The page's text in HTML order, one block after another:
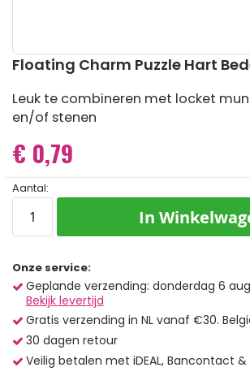
Ga
het
begin
van
afbeeldingen-
gallerij
Floating Charm Puzzle Hart
Leuk te combineren met locket
en/of stenen
€ 0,79
Aantal:
In
Onze service:
Geplande verzending: donderdag 6
Bekijk levertijd
Gratis verzending in NL vanaf €30.
30 dagen retour
Veilig betalen met iDEAL, Bancontact &